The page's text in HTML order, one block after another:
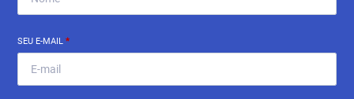
SEU E-MAIL*